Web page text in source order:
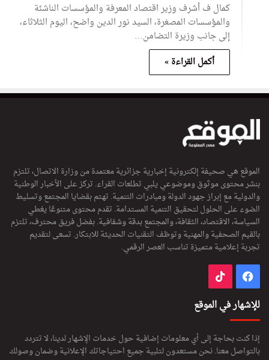
كمال ف أشرف وزير اقتصاد المعرفة والمؤسسات الناشئة
والمؤسسات المصغرة، السيد نور الدين واضح، اليوم الثلاثاء،
إلى جانب وزيرة التضامن…
أكمل القراءة »
الموقع هي صحيفة إلكترونية إخبارية جزائرية معتمدة من وزارة الاتصال، تلتزم
بنشر محتوى موثوق وموضوعي يلبي تطلعات القراء. تركز على الأخبار الوطنية
والدولية مع إبراز جهود الدولة ومبادرات التنمية. تهتم بقضايا المجتمع وتسليط
الضوء على الحلول لتحقيق التنمية المستدامة. تقدم محتوى متنوعًا يغطي
السياسة، الاقتصاد، الثقافة، والمجتمع بدقة وشفافية. بفضل فريق محترف، تلتزم
بالقيم الصحفية والمهنية وتوظف التقنيات الحديثة للابتكار. تسعى لتقديم
تجربة إعلامية متميزة تناسب العصر الرقمي.
فيسبوك
للإشهار في الموقع
إذا كنت بحاجة إلى أي معلومات إضافية حول خدمات الإشهار لدينا، لا تتردد
بالتواصل معنا. نحن مستعدون لتلبية جميع احتياجاتك الإعلانية وضمان وصولك